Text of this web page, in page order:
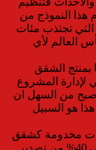
النموذج من
التي تجتذب مئات
العالم لأي
بمنتج الشقق
لإدارة المشروع
من السهل ان
هو السبيل
مخدومة كشقق